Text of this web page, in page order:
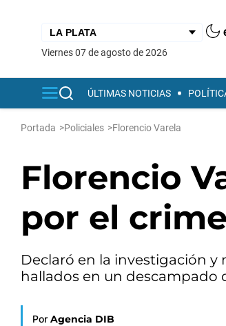
viernes 07 de agosto de 2026
ÚLTIMAS NOTICIAS
Portada >Policiales >Florencio Varela
Florencio
por el
Declaró en la investigación y
hallados en un descampado
Por Agencia DIB